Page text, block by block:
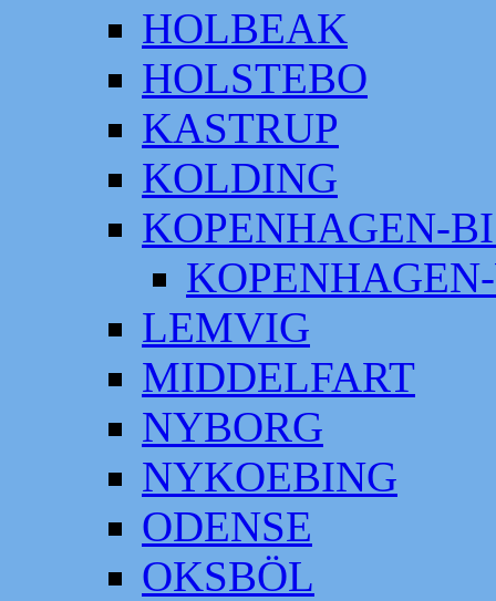
HOLBEAK
HOLSTEBO
KASTRUP
KOLDING
KOPENHAGEN-
LEMVIG
MIDDELFART
NYBORG
NYKOEBING
ODENSE
OKSBÖL